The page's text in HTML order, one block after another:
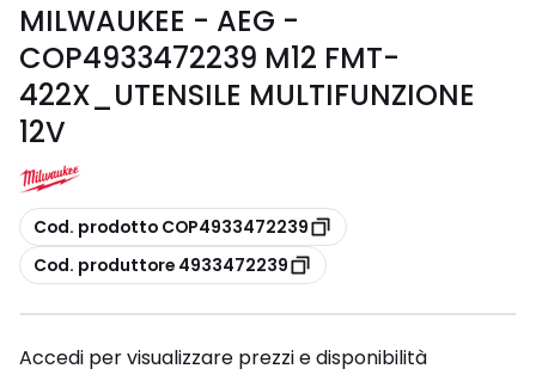
MILWAUKEE - AEG -
COP4933472239 M12 FMT-
422X_UTENSILE MULTIFUNZIONE
12V
copia
Cod. prodotto COP4933472239
copia
Cod. produttore 4933472239
Accedi per visualizzare prezzi e disponibilità